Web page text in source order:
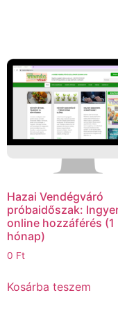
Hazai Vendégváró
próbaidőszak:
online hozzáférés (1
hónap)
0 Ft
Kosárba teszem